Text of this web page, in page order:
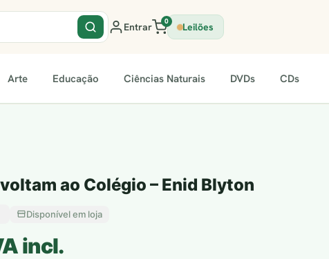
Entrar 0 Leilões
Arte Educação Ciências Naturais DVDs CDs
ao Colégio – Enid Blyton
Disponível em loja
incl.